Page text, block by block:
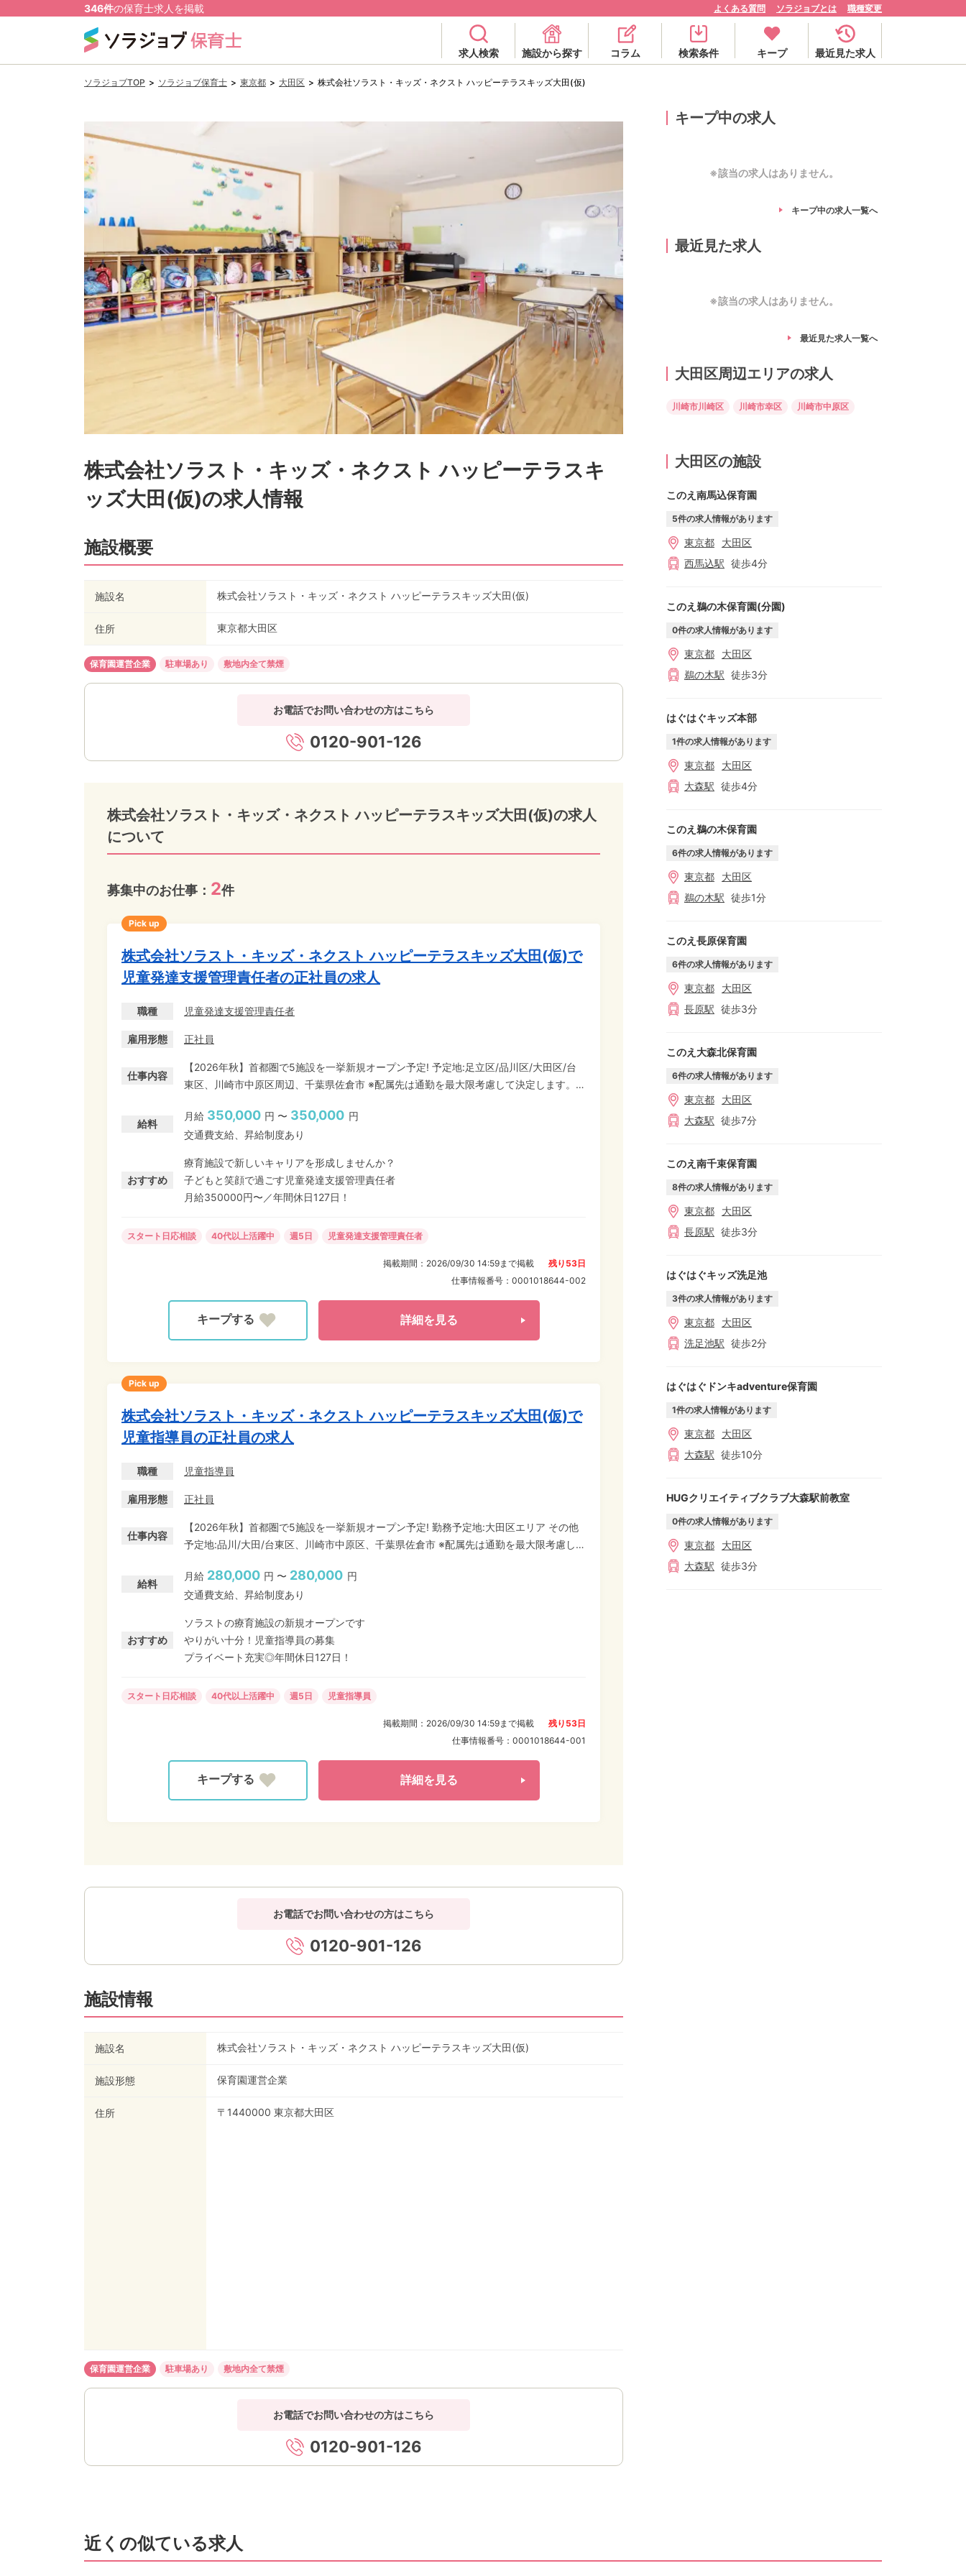
346件の保育士求人を掲載 よくある質問 ソラジョブとは 職種変更
求人検索 施設から探す コラム 検索条件 キープ 最近見た求人
ソラジョブTOP > ソラジョブ保育士 > 東京都 > 大田区 > 株式会社ソラスト・キッズ・ネクスト ハッピーテラスキッズ大田(仮)
株式会社ソラスト・キッズ・ネクスト ハッピーテラスキ
ッズ大田(仮)の求人情報
施設概要
施設名 株式会社ソラスト・キッズ・ネクスト ハッピーテラスキッズ大田(仮)
住所 東京都大田区
保育園運営企業 駐車場あり 敷地内全て禁煙
お電話でお問い合わせの方はこちら
0120-901-126
株式会社ソラスト・キッズ・ネクスト ハッピーテラスキッズ大田(仮)の求人
について
募集中のお仕事： 2件
Pick up
株式会社ソラスト・キッズ・ネクスト ハッピーテラスキッズ大田(仮)で
児童発達支援管理責任者の正社員の求人
職種 児童発達支援管理責任者
雇用形態 正社員
仕事内容
【2026年秋】首都圏で5施設を一挙新規オープン予定! 予定地:足立区/品川区/大田区/台
東区、川崎市中原区周辺、千葉県佐倉市 ※配属先は通勤を最大限考慮して決定します。
ニング募集。「施設管理 兼 児童発達支援管理責任者(候補)」として新しい教室をゼロか
ら創りませんか? ＼働きやすさのポイント/ ★業界最高水準の【年間休日127日・初日有
給料
月給 350,000 円 〜 350,000 円
交通費支給、昇給制度あり
おすすめ
療育施設で新しいキャリアを形成しませんか？
子どもと笑顔で過ごす児童発達支援管理責任者
月給350000円〜／年間休日127日！
スタート日応相談 40代以上活躍中 週5日 児童発達支援管理責任者
掲載期間： 2026/09/30 14:59まで掲載 残り 53日
仕事情報番号： 0001018644-002
詳細を見る
Pick up
株式会社ソラスト・キッズ・ネクスト ハッピーテラスキッズ大田(仮)で
児童指導員の正社員の求人
職種 児童指導員
雇用形態 正社員
仕事内容
【2026年秋】首都圏で5施設を一挙新規オープン予定! 勤務予定地:大田区エリア その他
予定地:品川/大田/台東区、川崎市中原区、千葉県佐倉市 ※配属先は通勤を最大限考慮して
専門に支える『療育施設』のオープニング募集です! ＼働きやすさのポイント/ ★業界最
高水準の【年休127日・初日から有給付与】 ★各教室に専任管理者がいるため「運営業
意に」を目指し、個別支援計画に基づく運動や就学準備、SSTなどの療育レッスンを行い
ます。
給料
月給 280,000 円 〜 280,000 円
交通費支給、昇給制度あり
おすすめ
ソラストの療育施設の新規オープンです
やりがい十分！児童指導員の募集
プライベート充実◎年間休日127日！
スタート日応相談 40代以上活躍中 週5日 児童指導員
掲載期間： 2026/09/30 14:59まで掲載 残り 53日
仕事情報番号： 0001018644-001
詳細を見る
お電話でお問い合わせの方はこちら
0120-901-126
施設情報
施設名 株式会社ソラスト・キッズ・ネクスト ハッピーテラスキッズ大田(仮)
施設形態 保育園運営企業
住所 〒1440000 東京都大田区
保育園運営企業 駐車場あり 敷地内全て禁煙
お電話でお問い合わせの方はこちら
0120-901-126
キープ中の求人
※該当の求人はありません。
キープ中の求人一覧へ
最近見た求人
※該当の求人はありません。
最近見た求人一覧へ
大田区周辺エリアの求人
川崎市川崎区 川崎市幸区 川崎市中原区
大田区の施設
このえ南馬込保育園
5件の求人情報があります
東京都
大田区
西馬込駅 徒歩4分
このえ鵜の木保育園(分園)
0件の求人情報があります
東京都
大田区
鵜の木駅 徒歩3分
はぐはぐキッズ本部
1件の求人情報があります
東京都
大田区
大森駅 徒歩4分
このえ鵜の木保育園
6件の求人情報があります
東京都
大田区
鵜の木駅 徒歩1分
このえ長原保育園
6件の求人情報があります
東京都
大田区
長原駅 徒歩3分
このえ大森北保育園
6件の求人情報があります
東京都
大田区
大森駅 徒歩7分
このえ南千束保育園
8件の求人情報があります
東京都
大田区
長原駅 徒歩3分
はぐはぐキッズ洗足池
3件の求人情報があります
東京都
大田区
洗足池駅 徒歩2分
はぐはぐドンキadventure保育園
1件の求人情報があります
東京都
大田区
大森駅 徒歩10分
HUGクリエイティブクラブ大森駅前教室
0件の求人情報があります
東京都
大田区
大森駅 徒歩3分
近くの似ている求人